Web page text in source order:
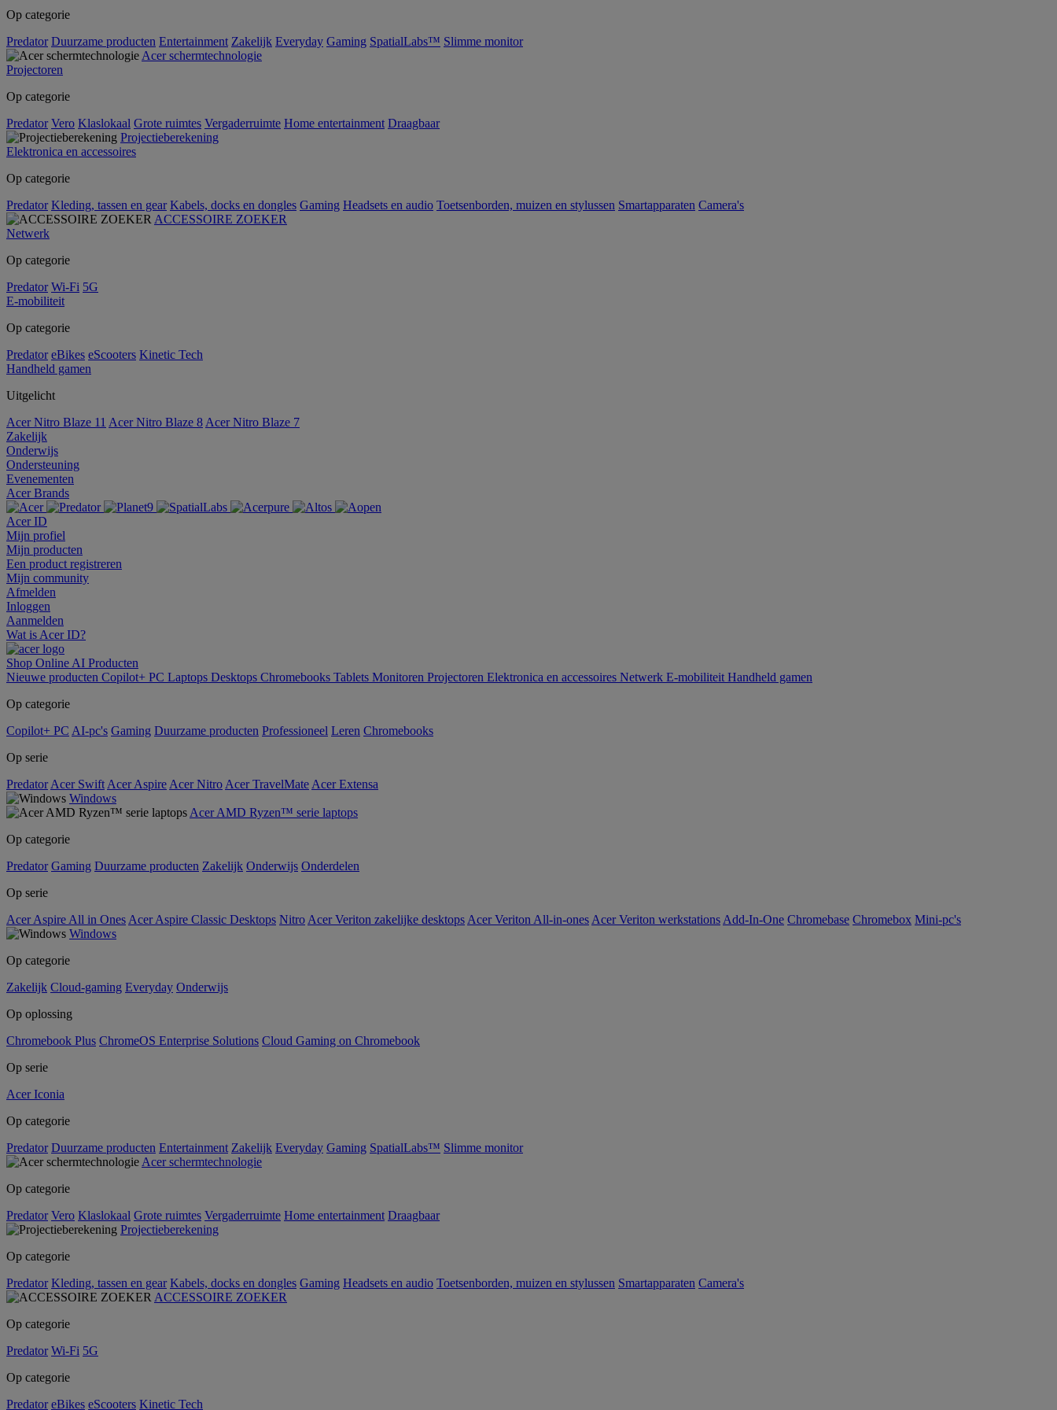
Op categorie
Predator Duurzame producten Entertainment Zakelijk Everyday Gaming SpatialLabs™ Slimme monitor
Acer schermtechnologie
Projectoren
Op categorie
Predator Vero Klaslokaal Grote ruimtes Vergaderruimte Home entertainment Draagbaar
Projectieberekening
Elektronica en accessoires
Op categorie
Predator Kleding, tassen en gear Kabels, docks en dongles Gaming Headsets en audio Toetsenborden, muizen en stylussen Smartapparaten Camera's
ACCESSOIRE ZOEKER
Netwerk
Op categorie
Predator Wi-Fi 5G
E-mobiliteit
Op categorie
Predator eBikes eScooters Kinetic Tech
Handheld gamen
Uitgelicht
Acer Nitro Blaze 11 Acer Nitro Blaze 8 Acer Nitro Blaze 7
Zakelijk
Onderwijs
Ondersteuning
Evenementen
Acer Brands
Acer ID
Mijn profiel
Mijn producten
Een product registreren
Mijn community
Afmelden
Inloggen
Aanmelden
Wat is Acer ID?
Shop Online AI Producten
Nieuwe producten Copilot+ PC Laptops Desktops Chromebooks Tablets Monitoren Projectoren Elektronica en accessoires Netwerk E-mobiliteit Handheld gamen
Op categorie
Copilot+ PC AI-pc's Gaming Duurzame producten Professioneel Leren Chromebooks
Op serie
Predator Acer Swift Acer Aspire Acer Nitro Acer TravelMate Acer Extensa
Windows
Acer AMD Ryzen™ serie laptops
Op categorie
Predator Gaming Duurzame producten Zakelijk Onderwijs Onderdelen
Op serie
Acer Aspire All in Ones Acer Aspire Classic Desktops Nitro Acer Veriton zakelijke desktops Acer Veriton All-in-ones Acer Veriton werkstations Add-In-One Chromebase Chromebox Mini-pc's
Windows
Op categorie
Zakelijk Cloud-gaming Everyday Onderwijs
Op oplossing
Chromebook Plus ChromeOS Enterprise Solutions Cloud Gaming on Chromebook
Op serie
Acer Iconia
Op categorie
Predator Duurzame producten Entertainment Zakelijk Everyday Gaming SpatialLabs™ Slimme monitor
Acer schermtechnologie
Op categorie
Predator Vero Klaslokaal Grote ruimtes Vergaderruimte Home entertainment Draagbaar
Projectieberekening
Op categorie
Predator Kleding, tassen en gear Kabels, docks en dongles Gaming Headsets en audio Toetsenborden, muizen en stylussen Smartapparaten Camera's
ACCESSOIRE ZOEKER
Op categorie
Predator Wi-Fi 5G
Op categorie
Predator eBikes eScooters Kinetic Tech